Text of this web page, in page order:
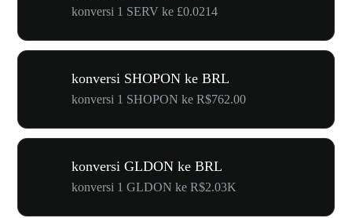
konversi 1 SERV ke £0.0214
konversi SHOPON ke BRL
konversi 1 SHOPON ke R$762.00
konversi GLDON ke BRL
konversi 1 GLDON ke R$2.03K